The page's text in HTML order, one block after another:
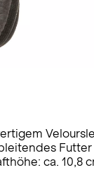
ca. 10,8